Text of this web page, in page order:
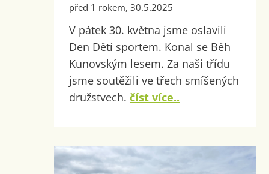
před 1 rokem, 30.5.2025
V pátek 30. května jsme oslavili
Den Dětí sportem. Konal se Běh
Kunovským lesem. Za naši třídu
jsme soutěžili ve třech smíšených
družstvech.číst více..